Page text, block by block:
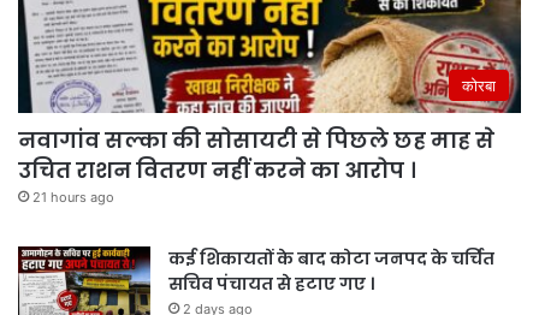
कोरबा
नवागांव सल्का की सोसायटी से पिछले छह माह से
उचित राशन वितरण नहीं करने का आरोप ।
21 hours ago
कई शिकायतों के बाद कोटा जनपद के चर्चित
सचिव पंचायत से हटाए गए ।
2 days ago